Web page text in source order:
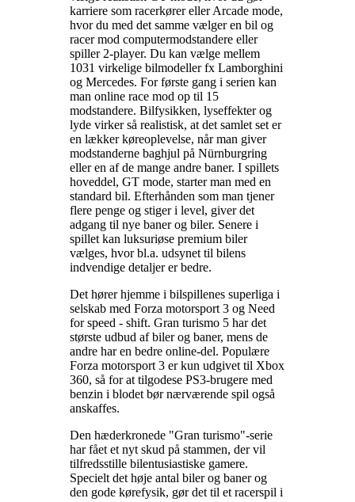
karriere som racerkører eller Arcade mode,
hvor du med det samme vælger en bil og
racer mod computermodstandere eller
spiller 2-player. Du kan vælge mellem
1031 virkelige bilmodeller fx Lamborghini
og Mercedes. For første gang i serien kan
man online race mod op til 15
modstandere. Bilfysikken, lyseffekter og
lyde virker så realistisk, at det samlet set er
en lækker køreoplevelse, når man giver
modstanderne baghjul på Nürnburgring
eller en af de mange andre baner. I spillets
hoveddel, GT mode, starter man med en
standard bil. Efterhånden som man tjener
flere penge og stiger i level, giver det
adgang til nye baner og biler. Senere i
spillet kan luksuriøse premium biler
vælges, hvor bl.a. udsynet til bilens
indvendige detaljer er bedre.
Det hører hjemme i bilspillenes superliga i
selskab med Forza motorsport 3 og Need
for speed - shift. Gran turismo 5 har det
største udbud af biler og baner, mens de
andre har en bedre online-del. Populære
Forza motorsport 3 er kun udgivet til Xbox
360, så for at tilgodese PS3-brugere med
benzin i blodet bør nærværende spil også
anskaffes.
Den hæderkronede "Gran turismo"-serie
har fået et nyt skud på stammen, der vil
tilfredsstille bilentusiastiske gamere.
Specielt det høje antal biler og baner og
den gode kørefysik, gør det til et racerspil i